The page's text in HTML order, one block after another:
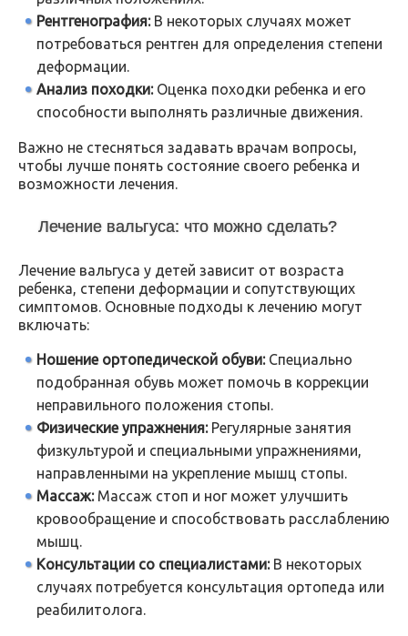
Рентгенография:В некоторых случаях может
потребоваться рентген для определения степени
деформации.
Анализ походки:Оценка походки ребенка и его
способности выполнять различные движения.
Важно не стесняться задавать врачам вопросы,
чтобы лучше понять состояние своего ребенка и
возможности лечения.
Лечение вальгуса: что можно сделать?
Лечение вальгуса у детей зависит от возраста
ребенка, степени деформации и сопутствующих
симптомов. Основные подходы к лечению могут
включать:
Ношение ортопедической обуви:Специально
подобранная обувь может помочь в коррекции
неправильного положения стопы.
Физические упражнения:Регулярные занятия
физкультурой и специальными упражнениями,
направленными на укрепление мышц стопы.
Массаж:Массаж стоп и ног может улучшить
кровообращение и способствовать расслаблению
мышц.
Консультации со специалистами:В некоторых
случаях потребуется консультация ортопеда или
реабилитолога.